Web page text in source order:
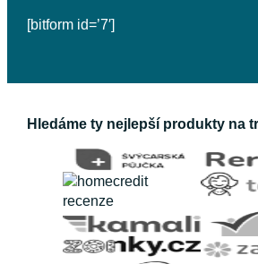
[bitform id=’7′]
Hledáme ty nejlepší produkty na